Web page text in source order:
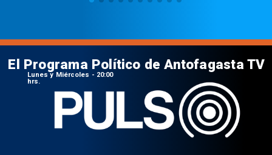
El Programa Político de Antofagasta TV
Lunes y Miércoles - 20:00
hrs.